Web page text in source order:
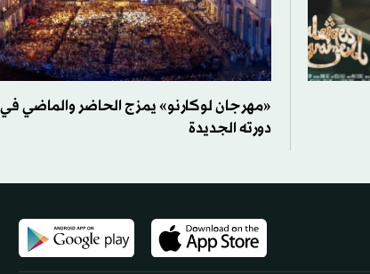
«مهرجان لوكارنو» يمزج الحاضر والماضي في
دورته الجديدة